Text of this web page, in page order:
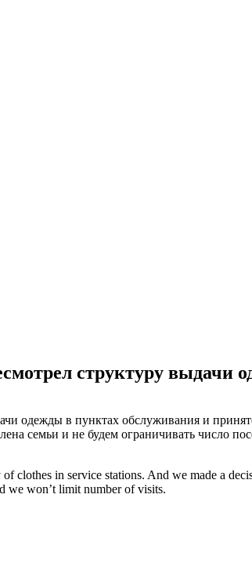
структуру выдачи
одежды в пунктах обслуживания и
семьи и не будем ограничивать число
clothes in service stations. And we made a
we won’t limit number of visits.